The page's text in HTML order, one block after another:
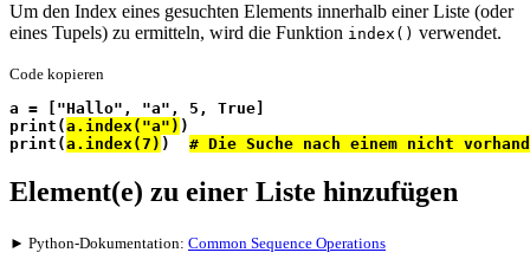
Um den Index eines gesuchten Elements innerhalb einer Liste (oder
eines Tupels) zu ermitteln, wird die Funktion index() verwendet.
Code kopieren
a = ["Hallo", "a", 5, True]
print(a.index("a") )
print(a.index(7) ) # Die Suche nach einem nicht
Element(e) zu einer Liste hinzufügen
► Python-Dokumentation: Common Sequence Operations